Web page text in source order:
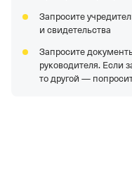
Запросите
и свидетельства
Запросите
руководителя. Если
то другой —